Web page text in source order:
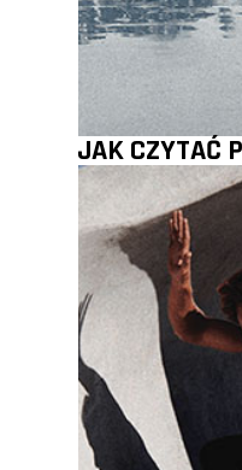
JAK CZYTAĆ